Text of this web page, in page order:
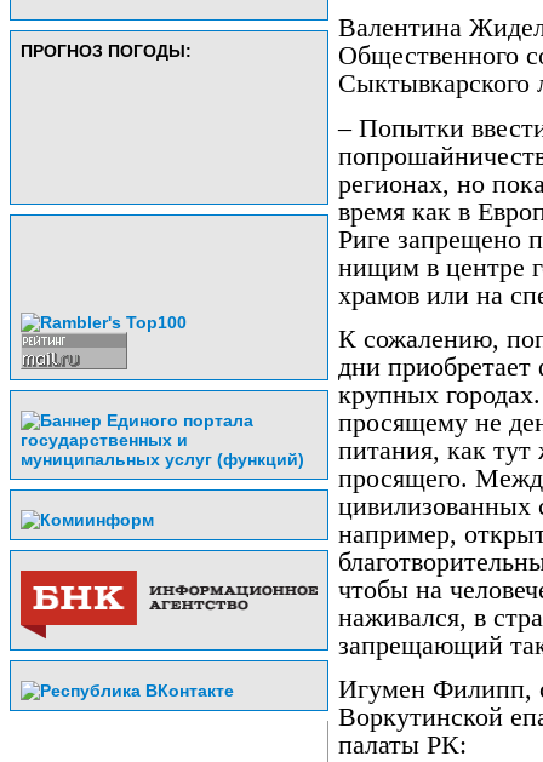
ПРОГНОЗ ПОГОДЫ:
Валентина
Общественного
Сыктывкарского
– Попытки
регионах, но
время как в
Риге запрещено
нищим в центре
храмов или на
К сожалению,
дни
крупных
просящему не
питания, как тут
просящего.
цивилизованных
например,
чтобы на
наживался, в
запрещающий
Игумен Филипп,
Воркутинской
палаты РК: